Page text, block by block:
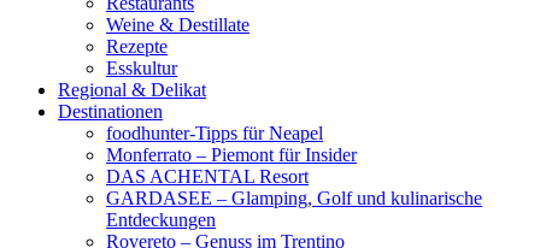
Weine & Destillate
Rezepte
Esskultur
Regional & Delikat
Destinationen
foodhunter-Tipps für Neapel
Monferrato – Piemont für Insider
DAS ACHENTAL Resort
GARDASEE – Glamping, Golf und kulinarische
Entdeckungen
Rovereto – Genuss im Trentino